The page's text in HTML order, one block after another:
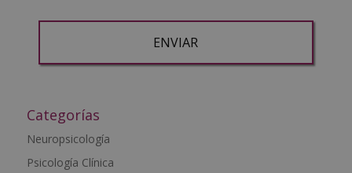
Para más información consulte nuestra Política de Privacidad.
t
r
n
Categorías
Neuropsicología
Psicología Clínica